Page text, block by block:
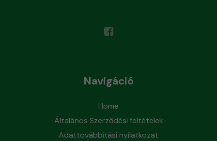
Navigáció
Home
Általános Szerződési feltételek
Adattovábbítási nyilatkozat